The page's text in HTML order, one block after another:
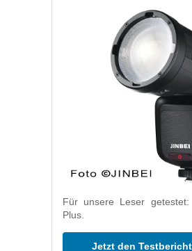
Für unsere Leser
Plus.
Jetzt den